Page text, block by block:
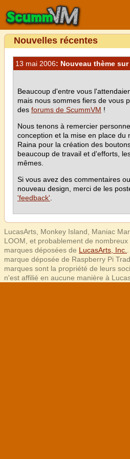
Nouvelles récentes
13 mai 2006: Nouveau thème
Beaucoup d'entre vous
mais nous sommes fiers de vous
des forums de ScummVM !
Nous tenons à remercier
conception et la mise en place du
Raina pour la création des
beaucoup de travail et d'efforts,
mêmes.
Si vous avez des commentaires
nouveau design, merci de les
'feedback'
LucasArts, Monkey Island, Maniac
LOOM, et probablement de
marques déposées de LucasArts, Inc.
marque déposée de Raspberry Pi
marques sont la propriété de leurs
n'est affilié en aucune manière à